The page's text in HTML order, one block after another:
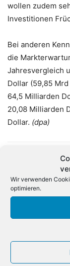
Wir verwenden
optimieren.
wollen zudem
Investitionen
Bei anderen
die
Jahresvergleich
Dollar (59,85
64,5 Milliarden
20,08 Milliarden
Dollar. (dpa)
Deutsche Firmen
schnell